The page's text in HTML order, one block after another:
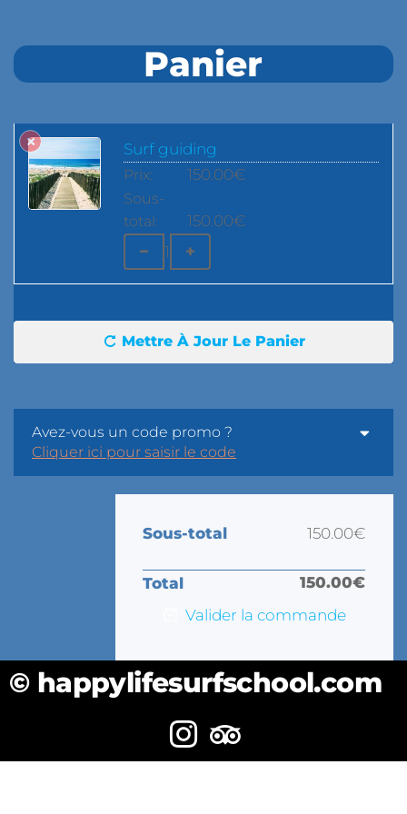
Panier
Surf guiding
150.00€
− +
1
150.00€
Mettre À Jour Le Panier
Avez-vous un code promo ?
Cliquer ici pour saisir le code
Sous-total 150.00€
Total 150.00€
Valider la commande
© happylifesurfschool.com